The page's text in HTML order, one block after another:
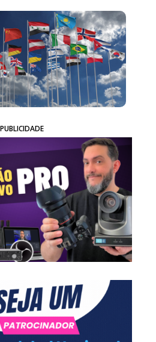
PUBLICIDADE